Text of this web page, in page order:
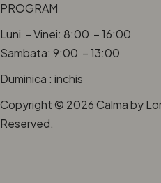
PROGRAM
Luni – Vinei: 8:00 – 16:00
Sambata: 9:00 – 13:00
Duminica : inchis
Copyright © 2026 Calma by
Reserved.